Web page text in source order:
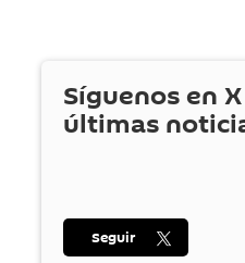
Síguenos en X
últimas
Seguir